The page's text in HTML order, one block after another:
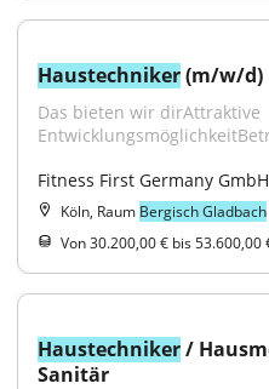
Haustechniker (m/w/d)
Das bieten wir dirAttraktive
Fitness First Germany GmbH
Köln, Raum Bergisch Gladbach
Von 30.200,00 € bis 53.600,00
Haustechniker /
Sanitär